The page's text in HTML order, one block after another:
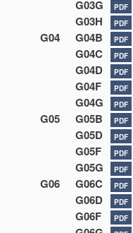
G03G PDF
G03H PDF
G04 G04B PDF
G04C PDF
G04D PDF
G04F PDF
G04G PDF
G05 G05B PDF
G05D PDF
G05F PDF
G05G PDF
G06 G06C PDF
G06D PDF
G06F PDF